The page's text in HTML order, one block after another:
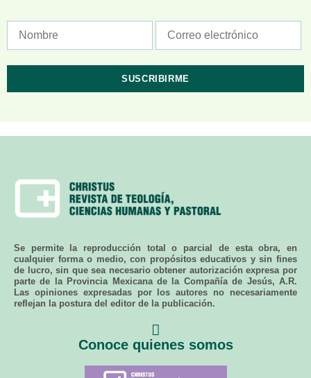
Se permite la reproducción total o parcial de esta obra, en
cualquier forma o medio, con propósitos educativos y sin fines
de lucro, sin que sea necesario obtener autorización expresa por
parte de la Provincia Mexicana de la Compañía de Jesús, A.R.
Las opiniones expresadas por los autores no necesariamente
reflejan la postura del editor de la publicación.
Conoce quienes somos